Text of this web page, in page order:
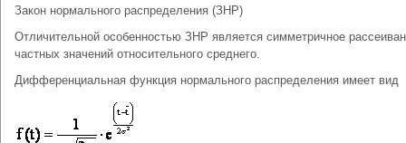
Закон нормального распределения (ЗНР)
Отличительной особенностью ЗНР является симметричное
частных значений относительного среднего.
Дифференциальная функция нормального распределения имеет вид